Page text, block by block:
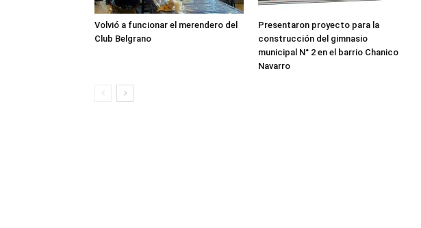
Volvió a funcionar el merendero del
Club Belgrano
Presentaron proyecto para la
construcción del gimnasio
municipal N° 2 en el barrio Chanico
Navarro